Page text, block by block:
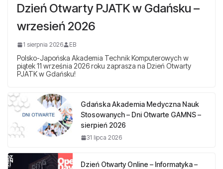
Dzień Otwarty PJATK w Gdańsku –
wrzesień 2026
1 sierpnia 2026 EB
Polsko-Japońska Akademia Technik Komputerowych w
piątek 11 września 2026 roku zaprasza na Dzień Otwarty
PJATK w Gdańsku!
Gdańska Akademia Medyczna Nauk
Stosowanych – Dni Otwarte GAMNS –
sierpień 2026
31 lipca 2026
Dzień Otwarty Online – Informatyka –